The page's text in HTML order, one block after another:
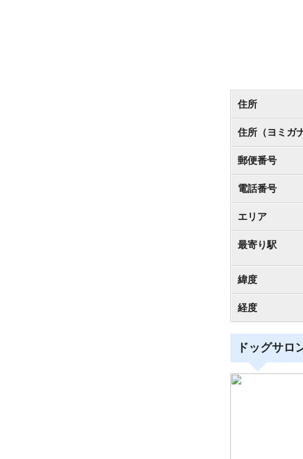
住所
住所（ヨミガ
郵便番号
電話番号
エリア
最寄り駅
緯度
経度
ドッグサロ